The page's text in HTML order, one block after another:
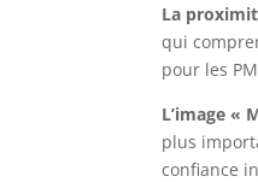
La
qui
pour les
L’image «
plus
confiance